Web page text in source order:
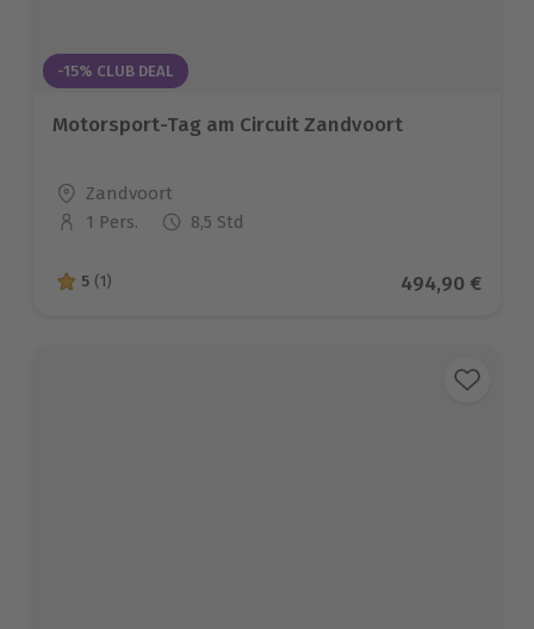
-15% CLUB DEAL
Motorsport-Tag am Circuit Zandvoort
Standort
Zandvoort
Anzahl der Teilnehmer
1 Pers. 8,5 Std
5 von 5 Sternen basierend auf 1 Bewertungen
5 (1) Aktueller
494,90 €